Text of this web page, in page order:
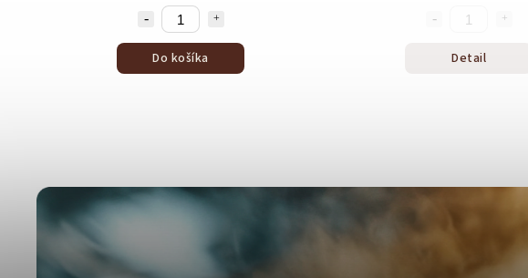
Do košíka Detail